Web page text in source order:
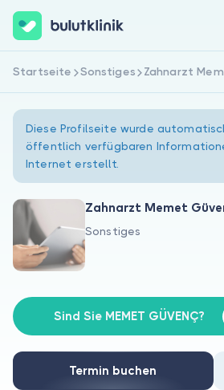
Über uns
Für Patienten
Für Ärzte
Jetzt registrieren
Startseite Sonstiges Zahnarzt
Diese Profilseite wurde
öffentlich verfügbaren
Internet erstellt.
Zahnarzt Memet
Sonstiges
Sind Sie MEMET GÜVENÇ?
Termin buchen